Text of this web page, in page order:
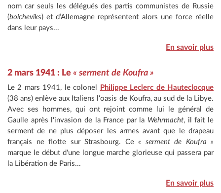
nom car seuls les délégués des partis communistes de Russie
(bolcheviks) et d’Allemagne représentent alors une force réelle
dans leur pays...
En savoir plus
2 mars 1941 : Le « serment de Koufra »
Le 2 mars 1941, le colonel
Philippe Leclerc de Hauteclocque
(38 ans) enlève aux Italiens l'oasis de Koufra, au sud de la Libye.
Avec ses hommes, qui ont rejoint comme lui le général de
Gaulle après l'invasion de la France par la Wehrmacht, il fait le
serment de ne plus déposer les armes avant que le drapeau
français ne flotte sur Strasbourg. Ce « serment de Koufra »
marque le début d'une longue marche glorieuse qui passera par
la Libération de Paris...
En savoir plus